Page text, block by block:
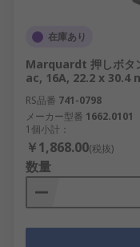
在庫あり
Marquardt 押しボタ
ac, 16A, 22.2 x 30.4
RS品番 741-0798
メーカー型番 1662.0101
1個小計：
￥1,868.00(税抜)
数量